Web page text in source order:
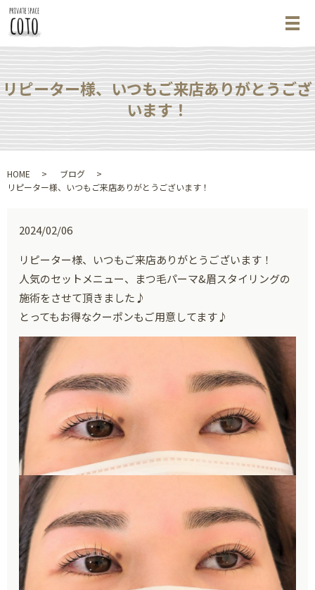
メ
リピーター様、いつもご来店ありがとうござ
います！
HOME
ブログ
リピーター様、いつもご来店ありがとうございます！
2024/02/06
リピーター様、いつもご来店ありがとうございます！
人気のセットメニュー、まつ毛パーマ&眉スタイリングの
施術をさせて頂きました♪
とってもお得なクーポンもご用意してます♪